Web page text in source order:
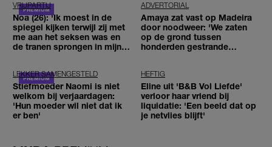
VRIJPARTIJ
Noa (26): 'Ik moest in de
spiegel kijken terwijl zij met
me aan het seksen was en
de tranen sprongen in mijn
ADVERTORIAL
Amaya zat vast op Madeira
door noodweer: 'We zaten
op de grond tussen
honderden gestrande
LEKKER SAMENGESTELD
Stiefmoeder Naomi is niet
welkom bij verjaardagen:
'Hun moeder wil niet dat ik
er ben'
HEFTIG
Eline uit 'B&B Vol Liefde'
verloor haar vriend bij
liquidatie: 'Een beeld dat op
je netvlies blijft'